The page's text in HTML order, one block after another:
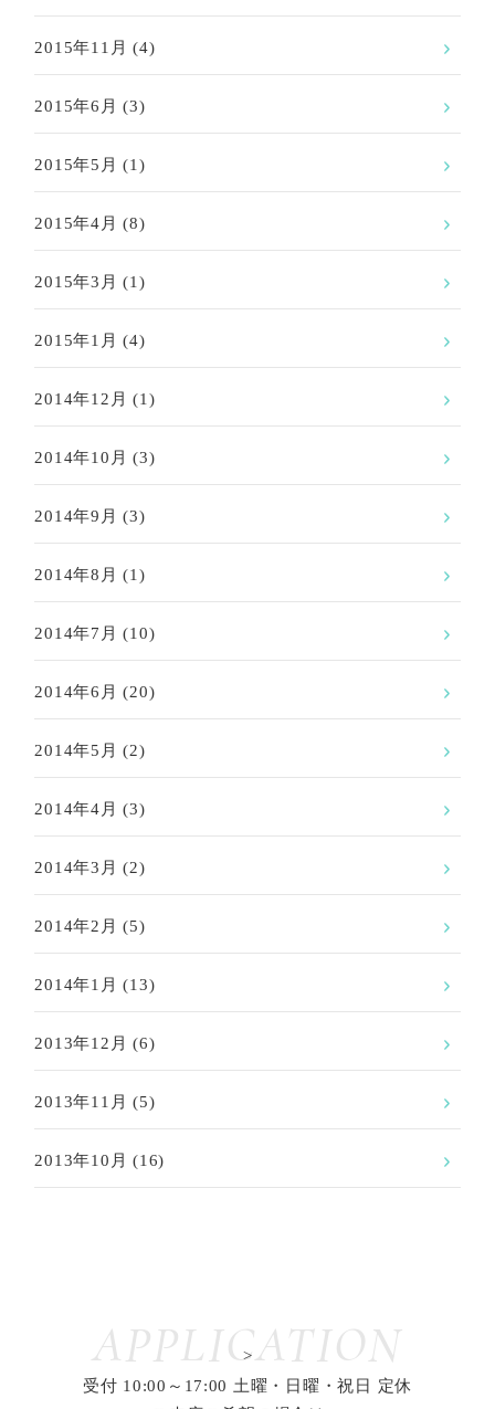
2015年11月 (4)
2015年6月 (3)
2015年5月 (1)
2015年4月 (8)
2015年3月 (1)
2015年1月 (4)
2014年12月 (1)
2014年10月 (3)
2014年9月 (3)
2014年8月 (1)
2014年7月 (10)
2014年6月 (20)
2014年5月 (2)
2014年4月 (3)
2014年3月 (2)
2014年2月 (5)
2014年1月 (13)
2013年12月 (6)
2013年11月 (5)
2013年10月 (16)
APPLICATION
>
受付 10:00～17:00 土曜・日曜・祝日 定休